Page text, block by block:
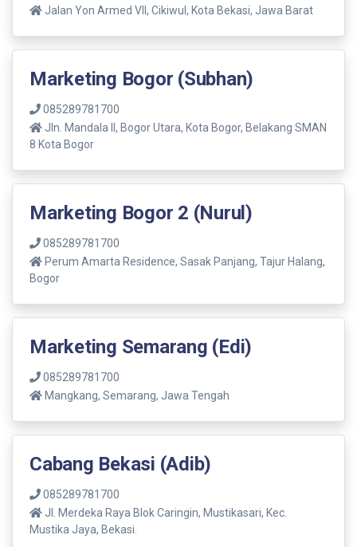
Jalan Yon Armed VII, Cikiwul, Kota Bekasi, Jawa Barat
Marketing Bogor (Subhan)
085289781700
Jln. Mandala ll, Bogor Utara, Kota Bogor, Belakang SMAN
8 Kota Bogor
Marketing Bogor 2 (Nurul)
085289781700
Perum Amarta Residence, Sasak Panjang, Tajur Halang,
Bogor
Marketing Semarang (Edi)
085289781700
Mangkang, Semarang, Jawa Tengah
Cabang Bekasi (Adib)
085289781700
Jl. Merdeka Raya Blok Caringin, Mustikasari, Kec.
Mustika Jaya, Bekasi.